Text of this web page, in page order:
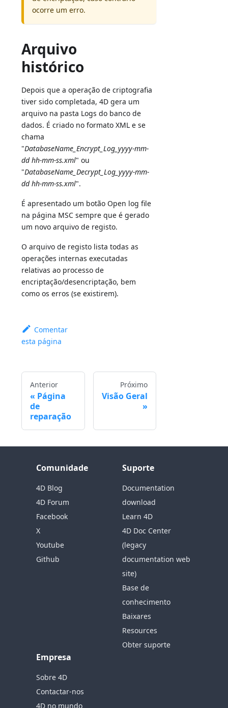
ocorre um erro.
Arquivo
histórico
Depois que a operação de criptografia
tiver sido completada, 4D gera um
arquivo na pasta Logs do banco de
dados. É criado no formato XML e se
chama
"DatabaseName_Encrypt_Log_yyyy-mm-
dd hh-mm-ss.xml" ou
"DatabaseName_Decrypt_Log_yyyy-mm-
dd hh-mm-ss.xml".
É apresentado um botão Open log file
na página MSC sempre que é gerado
um novo arquivo de registo.
O arquivo de registo lista todas as
operações internas executadas
relativas ao processo de
encriptação/desencriptação, bem
como os erros (se existirem).
Comentar
esta página
Anterior
Página
de
reparação
Próximo
Visão Geral
Comunidade
4D Blog
4D Forum
Facebook
X
Youtube
Github
Suporte
Documentation
download
Learn 4D
4D Doc Center
(legacy
documentation web
site)
Base de
conhecimento
Baixares
Resources
Obter suporte
Empresa
Sobre 4D
Contactar-nos
4D no mundo